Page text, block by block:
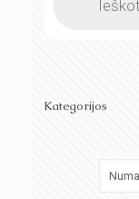
Kategorijos